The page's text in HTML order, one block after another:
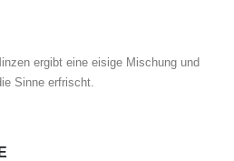
ergibt eine eisige Mischung und
Sinne erfrischt.